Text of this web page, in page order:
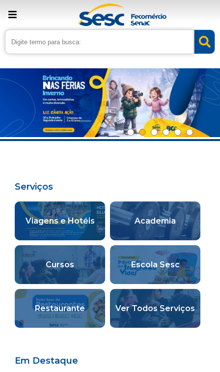
Serviços
Viagens e Hotéis Academia
Cursos Escola Sesc
Restaurante Ver Todos Serviços
Em Destaque